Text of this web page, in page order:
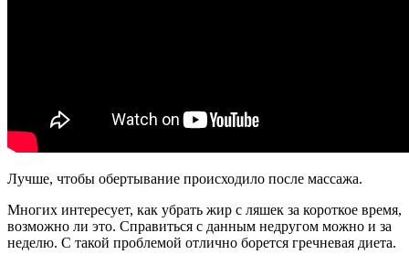
Лучше, чтобы обертывание происходило после массажа.
Многих интересует, как убрать жир с ляшек за короткое время,
возможно ли это. Справиться с данным недругом можно и за
неделю. С такой проблемой отлично борется гречневая диета.